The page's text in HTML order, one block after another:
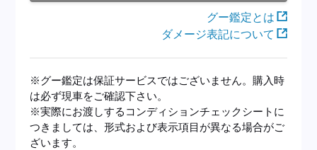
グー鑑定とは
ダメージ表記について
※グー鑑定は保証サービスではございません。購入時
は必ず現車をご確認下さい。
※実際にお渡しするコンディションチェックシートに
つきましては、形式および表示項目が異なる場合がご
ざいます。